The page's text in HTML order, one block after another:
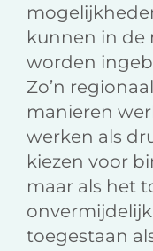
kunnen in de
worden
Zo’n
manieren
werken als
kiezen voor
maar als het
toegestaan